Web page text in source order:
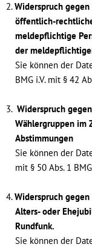
Widerspruch
öffentlich-
meldepflichtige
der
Sie können der
BMG i.V. mit § 42
Widerspruch
Wählergruppen im
Abstimmungen
Sie können der
mit § 50 Abs. 1
Widerspruch
Alters- oder
Rundfunk.
Sie können der